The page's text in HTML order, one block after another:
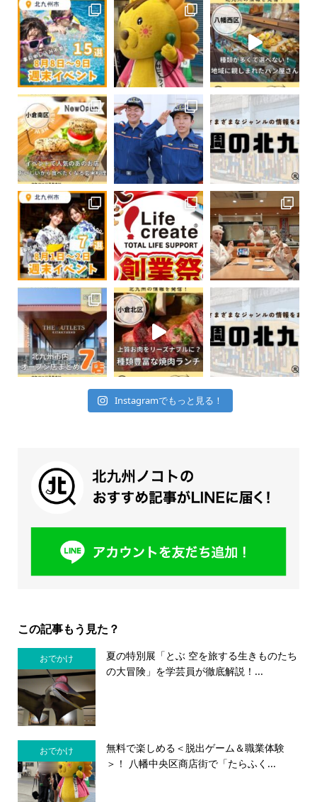
Instagramでもっと見る！
この記事もう見た？
おでかけ
夏の特別展「とぶ 空を旅する生きものたち
の大冒険」を学芸員が徹底解説！...
おでかけ
無料で楽しめる＜脱出ゲーム＆職業体験
＞！ 八幡中央区商店街で「たらふく...